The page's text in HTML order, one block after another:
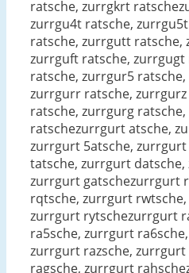
ratsche, zurrgkrt
zurrgu4t ratsche,
ratsche, zurrgutt ratsche,
zurrguft ratsche,
ratsche, zurrgur5
zurrgurr ratsche,
ratsche, zurrgurg
ratschezurrgurt atsche,
zurrgurt 5atsche,
tatsche, zurrgurt
zurrgurt gatschezurrgurt
rqtsche, zurrgurt
zurrgurt rytschezurrgurt
ra5sche, zurrgurt
zurrgurt razsche,
ragsche, zurrgurt